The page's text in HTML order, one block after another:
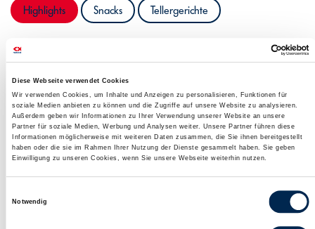
Diese Webseite verwendet Cookies
Wir verwenden Cookies, um Inhalte und Anzeigen zu personalisieren, Funktionen für
soziale Medien anbieten zu können und die Zugriffe auf unsere Website zu analysieren.
Außerdem geben wir Informationen zu Ihrer Verwendung unserer Website an unsere
Partner für soziale Medien, Werbung und Analysen weiter. Unsere Partner führen diese
Informationen möglicherweise mit weiteren Daten zusammen, die Sie ihnen bereitgestellt
haben oder die sie im Rahmen Ihrer Nutzung der Dienste gesammelt haben. Sie geben
Einwilligung zu unseren Cookies, wenn Sie unsere Webseite weiterhin nutzen.
Notwendig
Highlights Snacks Tellergerichte
Sunshine Bowl mit
Paella mit Neptun-